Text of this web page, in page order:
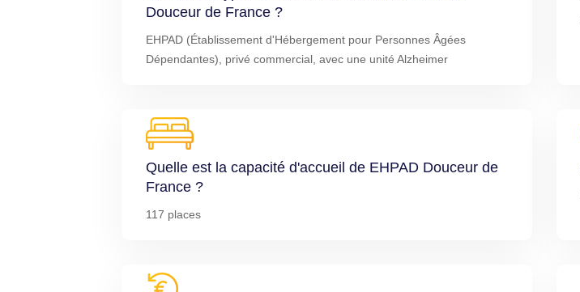
Douceur de France ?
EHPAD (Établissement d'Hébergement pour Personnes Âgées
Dépendantes), privé commercial, avec une unité Alzheimer
Quelle est la capacité d'accueil de EHPAD Douceur de
France ?
117 places